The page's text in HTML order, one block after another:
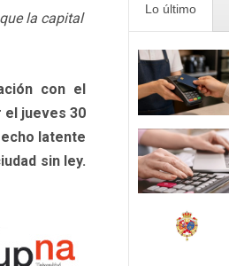
la capital
con el
el jueves 30
latente
sin ley.
Lo último